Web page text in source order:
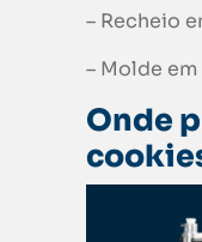
– Recheio
– Molde em
Onde